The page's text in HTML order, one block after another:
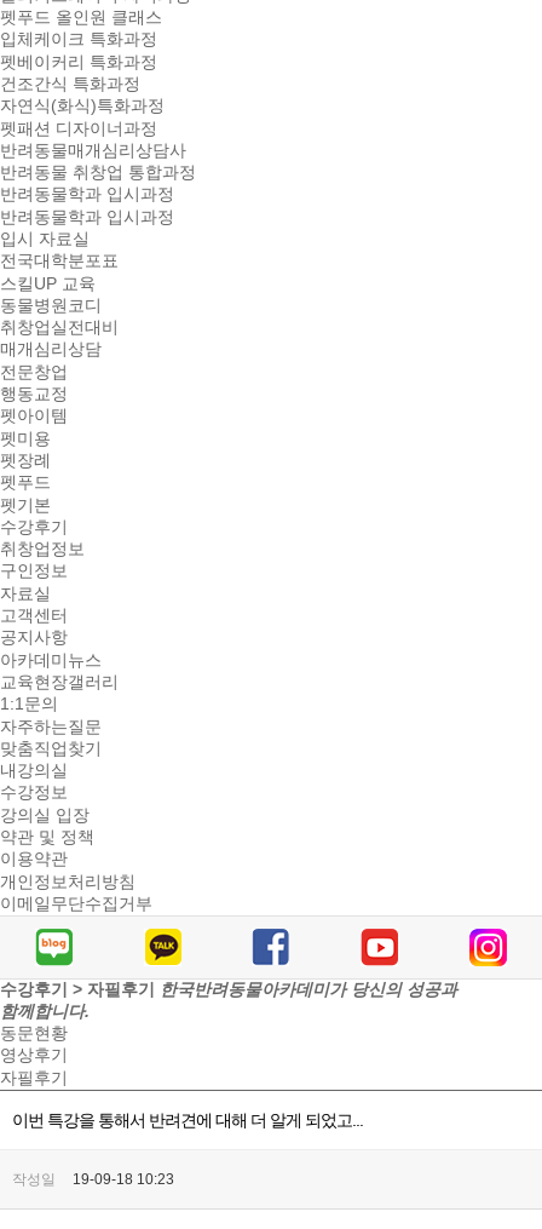
펫푸드 올인원 클래스
입체케이크 특화과정
펫베이커리 특화과정
건조간식 특화과정
자연식(화식)특화과정
펫패션 디자이너과정
반려동물매개심리상담사
반려동물 취창업 통합과정
반려동물학과 입시과정
반려동물학과 입시과정
입시 자료실
전국대학분포표
스킬UP 교육
동물병원코디
취창업실전대비
매개심리상담
전문창업
행동교정
펫아이템
펫미용
펫장례
펫푸드
펫기본
수강후기
취창업정보
구인정보
자료실
고객센터
공지사항
아카데미뉴스
교육현장갤러리
1:1문의
자주하는질문
맞춤직업찾기
내강의실
수강정보
강의실 입장
약관 및 정책
이용약관
개인정보처리방침
이메일무단수집거부
수강후기 > 자필후기
한국반려동물아카데미가 당신의 성공과
함께합니다.
동문현황
영상후기
자필후기
이번 특강을 통해서 반려견에 대해 더 알게 되었고...
작성일 19-09-18 10:23